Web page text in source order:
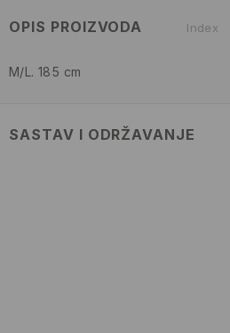
OPIS PROIZVODA Index
M/L. 185 cm
SASTAV I ODRŽAVANJE